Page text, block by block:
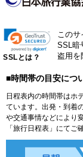
SSLとは？
この
SSL暗
盗用を
■時間帯の目安につ
日程表内の時間帯はホ
ています。出発・到着
や交通事情などにより
「旅行日程表」にてご